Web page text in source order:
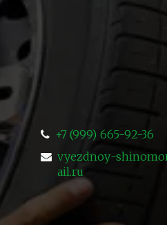
+7 (999) 665-92-36
vyezdnoy-
ail.ru